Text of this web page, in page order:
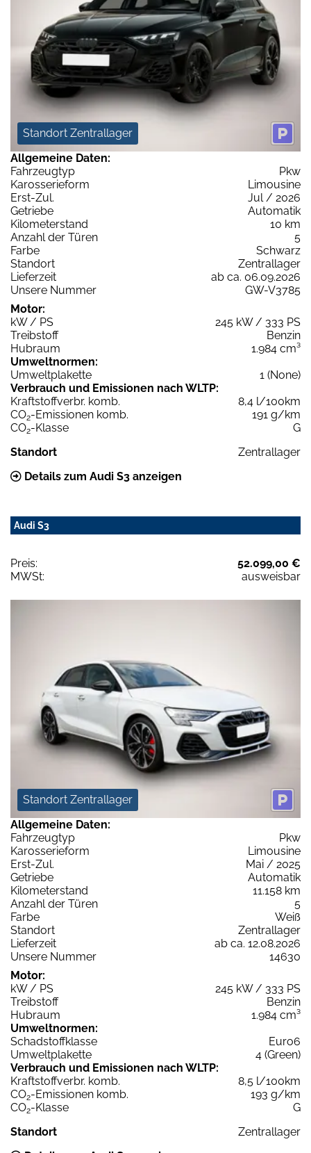
Standort Zentrallager
Allgemeine Daten:
Fahrzeugtyp
Pkw
Karosserieform
Limousine
Erst-Zul.
Jul / 2026
Getriebe
Automatik
Kilometerstand
10 km
Anzahl der Türen
5
Farbe
Schwarz
Standort
Zentrallager
Lieferzeit
ab ca. 06.09.2026
Unsere Nummer
GW-V3785
Motor:
kW / PS
245 kW / 333 PS
Treibstoff
Benzin
Hubraum
1.984 cm³
Umweltnormen:
Umweltplakette
1 (None)
Verbrauch und Emissionen nach WLTP:
Kraftstoffverbr. komb.
8,4 l/100km
CO2-Emissionen komb.
191 g/km
CO2-Klasse
G
Standort
Zentrallager
Details zum Audi S3 anzeigen
Audi S3
Preis:
52.099,00 €
MWSt:
ausweisbar
Standort Zentrallager
Allgemeine Daten:
Fahrzeugtyp
Pkw
Karosserieform
Limousine
Erst-Zul.
Mai / 2025
Getriebe
Automatik
Kilometerstand
11.158 km
Anzahl der Türen
5
Farbe
Weiß
Standort
Zentrallager
Lieferzeit
ab ca. 12.08.2026
Unsere Nummer
14630
Motor:
kW / PS
245 kW / 333 PS
Treibstoff
Benzin
Hubraum
1.984 cm³
Umweltnormen:
Schadstoffklasse
Euro6
Umweltplakette
4 (Green)
Verbrauch und Emissionen nach WLTP:
Kraftstoffverbr. komb.
8,5 l/100km
CO2-Emissionen komb.
193 g/km
CO2-Klasse
G
Standort
Zentrallager